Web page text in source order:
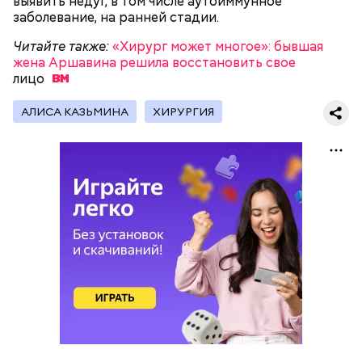
заболевание, на ранней стадии.
Читайте также:«Хирург может многое»: бывшая
жена Аршавина решила восстановить свое
лицо
АЛИСА КАЗЬМИНА ХИРУРГИЯ
Как рассказывает Житие, преподобный родился в
городке Патаре. С детства Николай проникся
христианской религией и рано принял решение
посвятить свою жизнь Богу. Целыми днями отрок
проводил в храме, а по вечерам молился и читал
книги. Его дядя, епископ Николай Патарский, видя
такое усердие, сделал юношу чтецом, а затем и
Как гласит предание, совершая паломничество в
Иерусалим, Николай Чудотворец по просьбе
отчаявшихся путников молитвой успокоил
разбушевавшееся море.